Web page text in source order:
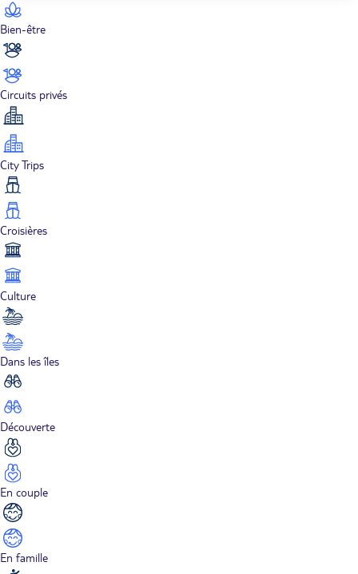
Bien-être
Circuits privés
City Trips
Croisières
Culture
Dans les îles
Découverte
En couple
En famille